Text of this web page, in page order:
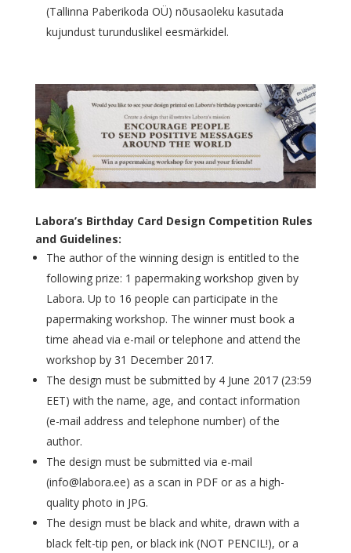
(Tallinna Paberikoda OÜ) nõusaoleku kasutada
kujundust turunduslikel eesmärkidel.
Labora’s Birthday Card Design Competition Rules
and Guidelines:
The author of the winning design is entitled to the
following prize: 1 papermaking workshop given by
Labora. Up to 16 people can participate in the
papermaking workshop. The winner must book a
time ahead via e-mail or telephone and attend the
workshop by 31 December 2017.
The design must be submitted by 4 June 2017 (23:59
EET) with the name, age, and contact information
(e-mail address and telephone number) of the
author.
The design must be submitted via e-mail
(info@labora.ee) as a scan in PDF or as a high-
quality photo in JPG.
The design must be black and white, drawn with a
black felt-tip pen, or black ink (NOT PENCIL!), or a